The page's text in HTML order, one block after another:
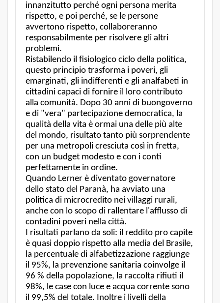
innanzitutto perché ogni persona merita
rispetto, e poi perché, se le persone
avvertono rispetto, collaboreranno
responsabilmente per risolvere gli altri
problemi.
Ristabilendo il fisiologico ciclo della politica,
questo principio trasforma i poveri, gli
emarginati, gli indifferenti e gli analfabeti in
cittadini capaci di fornire il loro contributo
alla comunità. Dopo 30 anni di buongoverno
e di "vera" partecipazione democratica, la
qualità della vita è ormai una delle più alte
del mondo, risultato tanto più sorprendente
per una metropoli cresciuta così in fretta,
con un budget modesto e con i conti
perfettamente in ordine.
Quando Lerner è diventato governatore
dello stato del Paranà, ha avviato una
politica di microcredito nei villaggi rurali,
anche con lo scopo di rallentare l'afflusso di
contadini poveri nella città.
I risultati parlano da soli: il reddito pro capite
è quasi doppio rispetto alla media del Brasile,
la percentuale di alfabetizzazione raggiunge
il 95%, la prevenzione sanitaria coinvolge il
96 % della popolazione, la raccolta rifiuti il
98%, le case con luce e acqua corrente sono
il 99,5% del totale. Inoltre i livelli della